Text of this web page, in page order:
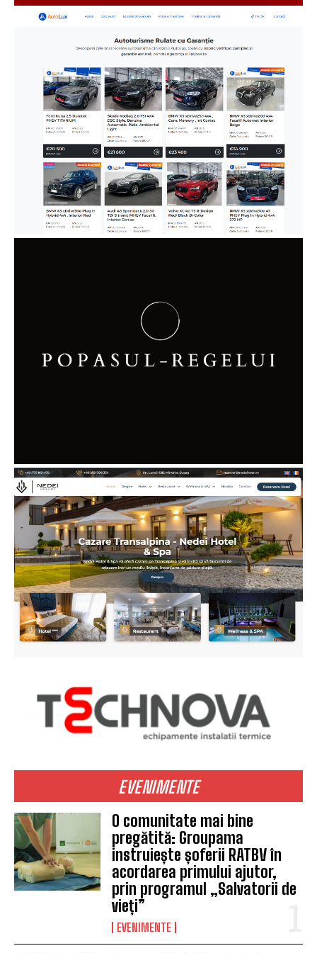
EVENIMENTE
O comunitate mai bine
pregătită: Groupama
instruiește șoferii RATBV în
acordarea primului ajutor,
prin programul „Salvatorii de
vieți”
EVENIMENTE